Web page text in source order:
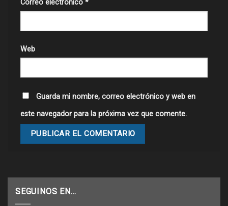
Correo electrónico *
Web
Guarda mi nombre, correo electrónico y web en
este navegador para la próxima vez que comente.
SEGUINOS EN…